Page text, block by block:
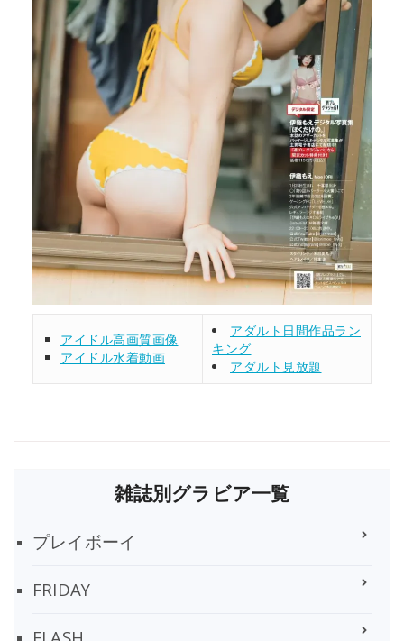
アイドル高画質画像
アイドル水着動画
アダルト日間作品ラン
キング
アダルト見放題
雑誌別グラビア一覧
プレイボーイ
FRIDAY